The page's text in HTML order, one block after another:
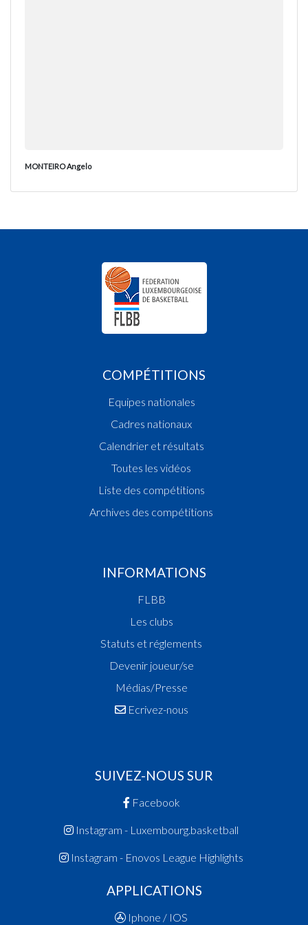
MONTEIRO Angelo
COMPÉTITIONS
Equipes nationales
Cadres nationaux
Calendrier et résultats
Toutes les vidéos
Liste des compétitions
Archives des compétitions
INFORMATIONS
FLBB
Les clubs
Statuts et réglements
Devenir joueur/se
Médias/Presse
Ecrivez-nous
SUIVEZ-NOUS SUR
Facebook
Instagram - Luxembourg.basketball
Instagram - Enovos League Highlights
APPLICATIONS
Iphone / IOS